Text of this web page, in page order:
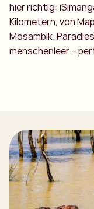
hier richtig:
Kilometern, von
Mosambik.
menschenleer –